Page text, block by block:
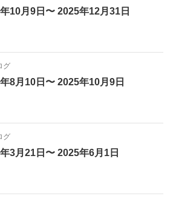
2025年10月9日〜 2025年12月31日
グ
2025年8月10日〜 2025年10月9日
グ
2025年3月21日〜 2025年6月1日